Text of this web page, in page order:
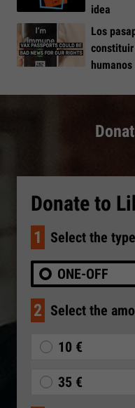
idea
Los
constituir
humanos
Donate to
1 Select the
ONE-OFF
2 Select the
10 €
35 €